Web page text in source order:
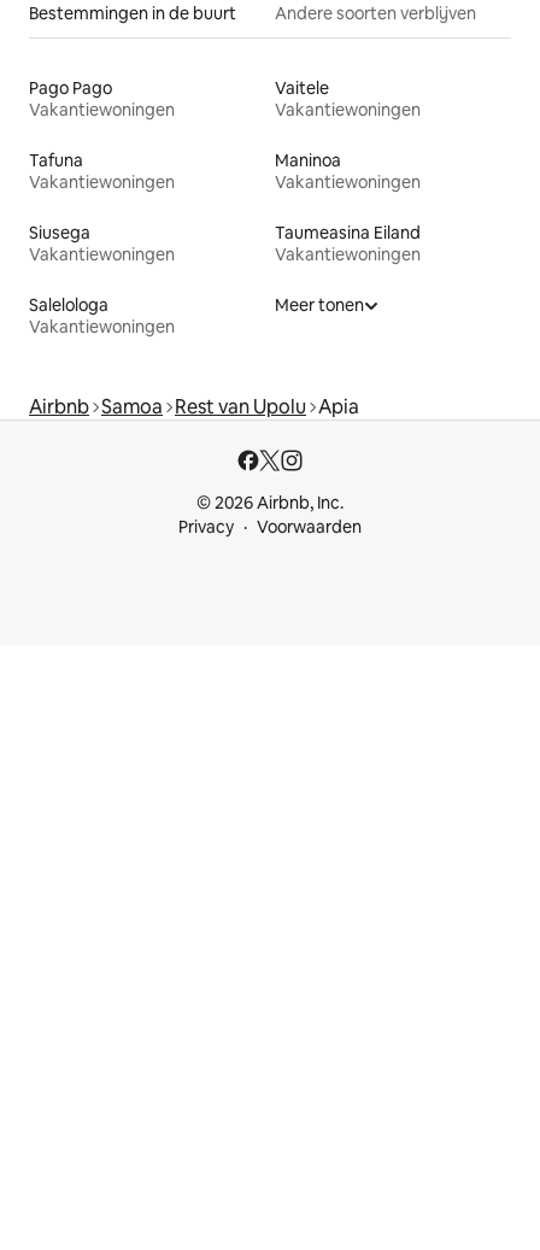
Bestemmingen in de buurt Andere soorten verblijven
Pago Pago
Vakantiewoningen
Vaitele
Vakantiewoningen
Tafuna
Vakantiewoningen
Maninoa
Vakantiewoningen
Siusega
Vakantiewoningen
Taumeasina Eiland
Vakantiewoningen
Salelologa
Vakantiewoningen
Meer tonen
Airbnb Samoa Rest van Upolu Apia
© 2026 Airbnb, Inc.
Privacy
Voorwaarden